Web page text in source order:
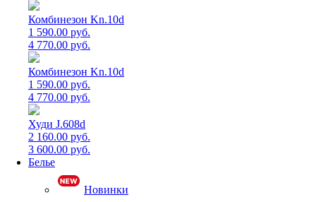
Комбинезон Kn.10d
1 590.00 руб.
4 770.00 руб.
Комбинезон Kn.10d
1 590.00 руб.
4 770.00 руб.
Худи J.608d
2 160.00 руб.
3 600.00 руб.
Белье
Новинки